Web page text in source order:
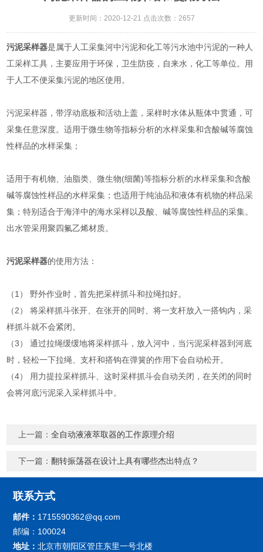
更新时间：2020-12-21 点击次数：2657
污泥采样器是属于人工采集河中污泥和化工等污水池中污泥的一种人
工采样工具，主要应用于环保，卫生防疫，自来水，化工等单位。用
于人工不便采集污泥的地区使用。
污泥采样器，带浮动底板和活动上盖，采样时水体从瓶体中贯通，可
采集任意深度。适用于微生物等指标分析的水样采集和含酸碱等腐蚀
性样品的水样采集；
适用于有机物、油脂类、微生物(细菌)等指标分析的水样采集和含酸
碱等腐蚀性样品的水样采集；也适用于纯油品和液体有机物的样品采
集；特别适合于海洋中的海水采样以及酸、碱等腐蚀性样品的采集。
出水管采用聚四氟乙烯材质。
污泥采样器的使用方法：
（1） 野外作业时，首先把采样抓斗和拉绳扣好。
（2） 将采样抓斗张开、在张开的同时、将一支杆放入一搭钩内，采
样抓斗就不会紧闭。
（3） 通过拉绳缓缓地将采样抓斗，放入河中，当污泥采样器到河底
时，轻松一下拉绳、支杆和搭钩在弹簧的作用下会自动松开。
（4） 用力提拉采样抓斗、这时采样抓斗会自动关闭，在关闭的同时
会将河底污泥采入采样抓斗中。
上一篇：全自动液液萃取器的工作原理介绍
下一篇：翻转振荡器在设计上具有哪些杰出特点？
联系方式
邮件： 1715590362@qq.com
邮编：100024
地址：北京市朝阳区管庄东里一号北楼